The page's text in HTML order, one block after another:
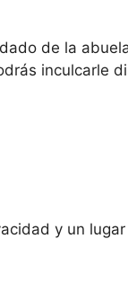
de la
inculcarle
y un